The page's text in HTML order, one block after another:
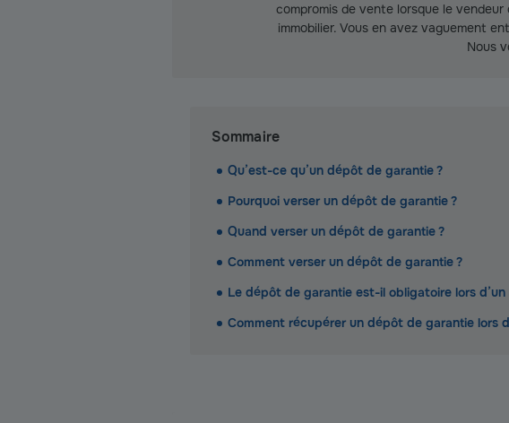
compromis de vente lorsque le
immobilier. Vous en avez vaguement
Nous
Sommaire
Qu’est-ce qu’un dépôt de garantie ?
Pourquoi verser un dépôt de garantie ?
Quand verser un dépôt de garantie ?
Comment verser un dépôt de garantie ?
Le dépôt de garantie est-il obligatoire lors d’un
Comment récupérer un dépôt de garantie lors